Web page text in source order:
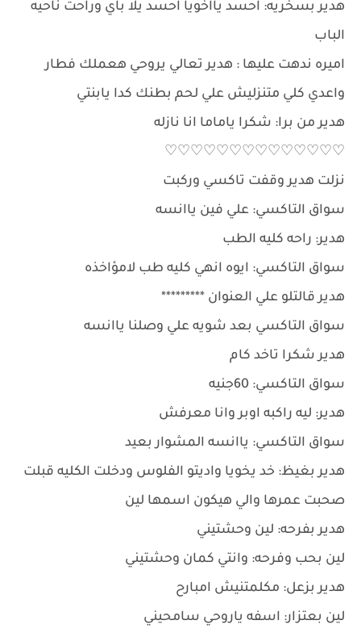
هدير بسخريه: احسد يااخويا احسد يلا باي وراحت ناحيه
الباب
اميره ندهت عليها : هدير تعالي يروحي هعملك فطار
واعدي كلي متنزليش علي لحم بطنك كدا يابنتي
هدير من برا: شكرا ياماما انا نازله
♡♡♡♡♡♡♡♡♡♡♡♡♡♡
نزلت هدير وقفت تاكسي وركبت
سواق التاكسي: علي فين ياانسه
هدير: راحه كليه الطب
سواق التاكسي: ايوه انهي كليه طب لامؤاخذه
هدير قالتلو علي العنوان *********
سواق التاكسي بعد شويه علي وصلنا ياانسه
هدير شكرا تاخد كام
سواق التاكسي: 60جنيه
هدير: ليه راكبه اوبر وانا معرفش
سواق التاكسي: ياانسه المشوار بعيد
هدير بغيظ: خد يخويا واديتو الفلوس ودخلت الكليه قبلت
صحبت عمرها والي هيكون اسمها لين
هدير بفرحه: لين وحشتيني
لين بحب وفرحه: وانتي كمان وحشتيني
هدير بزعل: مكلمتنيش امبارح
لين بعتزار: اسفه ياروحي سامحيني